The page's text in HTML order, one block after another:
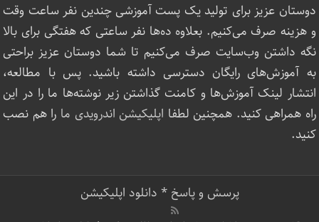
دوستان عزیز برای تولید یک پست آموزشی چندین نفر ساعت‌ وقت
و هزینه صرف می‌کنیم. بعلاوه ده‌ها نفر ساعتی که هفتگی برای بالا
نگه داشتن وب‌سایت صرف ‌می‌کنیم تا شما دوستان عزیز براحتی
به آموزش‌های رایگان دسترسی داشته باشید. پس با مطالعه،
انتشار لینک‌ آموزش‌ها و کامنت گذاشتن زیر نوشته‌‌ها ما را در این
راه همراهی کنید. همچنین لطفا اپلیکیشن اندرویدی ما را هم نصب
کنید.
پرسش و پاسخ* دانلود اپلیکیشن